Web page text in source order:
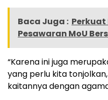
Baca Juga : Perkuat
Pesawaran MoU
“Karena ini juga
yang perlu kita
kaitannya dengan